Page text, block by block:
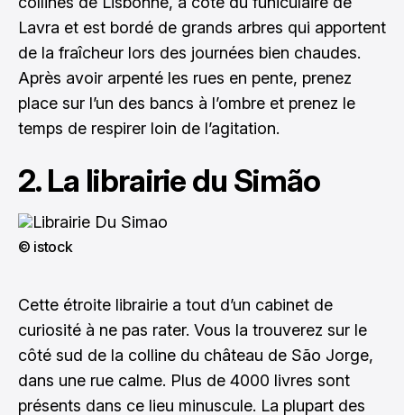
Lavra et est bordé de grands arbres qui apportent
de la fraîcheur lors des journées bien chaudes.
Après avoir arpenté les rues en pente, prenez
place sur l’un des bancs à l’ombre et prenez le
temps de respirer loin de l’agitation.
2. La librairie du Simão
© istock
Cette étroite librairie a tout d’un cabinet de
curiosité à ne pas rater. Vous la trouverez sur le
côté sud de la colline du château de São Jorge,
dans une rue calme. Plus de 4000 livres sont
présents dans ce lieu minuscule. La plupart des